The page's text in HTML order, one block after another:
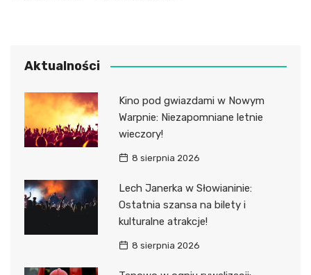
Aktualności
Kino pod gwiazdami w Nowym
Warpnie: Niezapomniane letnie
wieczory!
8 sierpnia 2026
Lech Janerka w Słowianinie:
Ostatnia szansa na bilety i
kulturalne atrakcje!
8 sierpnia 2026